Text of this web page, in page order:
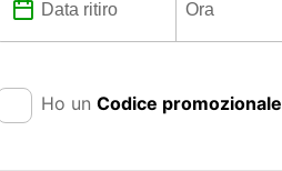
Ho un Codice promozionale